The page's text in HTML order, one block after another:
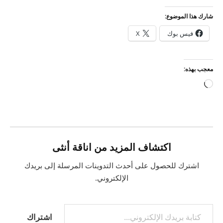
شارك هذا الموضوع:
فيس بوك X
معجب بهذه:
جاري
اكتشاف المزيد من اناقة أنثى
اشترك للحصول على أحدث التدوينات المرسلة إلى بريدك
الإلكتروني.
كتابة بريدك الإلكتروني...
اشتراك